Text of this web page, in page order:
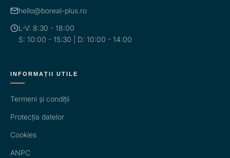
hello@boreal-plus.ro
L-V: 8:30 - 18:00
S: 10:00 - 15:30 | D: 10:00 - 14:00
INFORMAȚII UTILE
Termeni și condiții
Protecția datelor
Cookies
ANPC